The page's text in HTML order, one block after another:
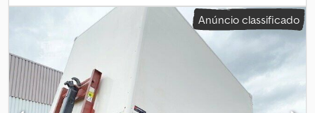
mm, largura do espaço de carga:2 430 mm, altura do espaço de
, Ano de fabrico:
, Localização do veículo:
Bovenden, portas de correr verticais Carroçaria: baú para móveis
INFORMAÇÕES SOBRE ACESSÓRIOS SEM GARANTIA, alterações,
venda prévia e erros reservados! Chjdpsi Rrkrjfx Abzea
Anúncio classificado